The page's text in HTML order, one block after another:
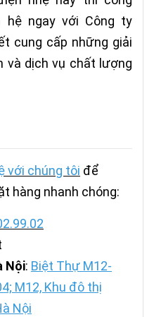
hệ ngay với Công ty
cung cấp những giải
và dịch vụ chất lượng
với chúng tôi để
hàng nhanh chóng:
Nội: Biệt Thự M12-
M12, Khu đô thị
Nội